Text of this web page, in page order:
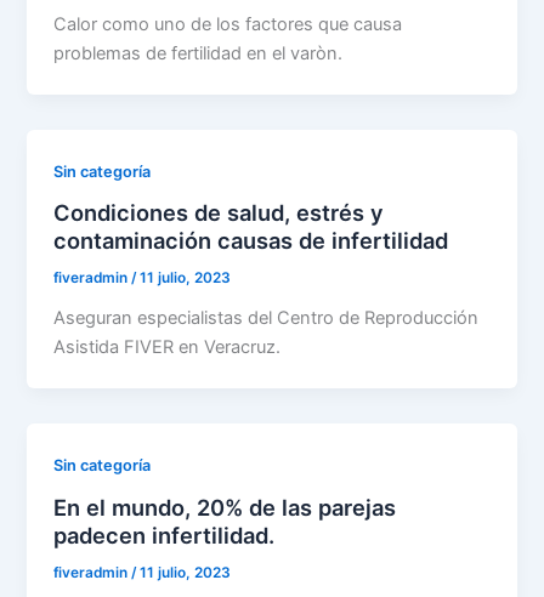
Calor como uno de los factores que causa
problemas de fertilidad en el varòn.
Sin categoría
Condiciones de salud, estrés y
contaminación causas de infertilidad
fiveradmin/11 julio, 2023
Aseguran especialistas del Centro de Reproducción
Asistida FIVER en Veracruz.
Sin categoría
En el mundo, 20% de las parejas
padecen infertilidad.
fiveradmin /11 julio, 2023